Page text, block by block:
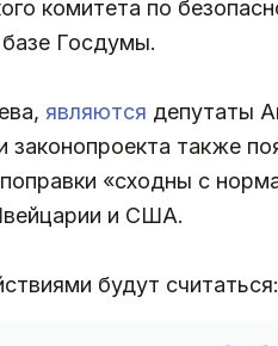
комитета по
Госдумы.
являются депутаты
также
«сходны с
и США.
будут считаться: